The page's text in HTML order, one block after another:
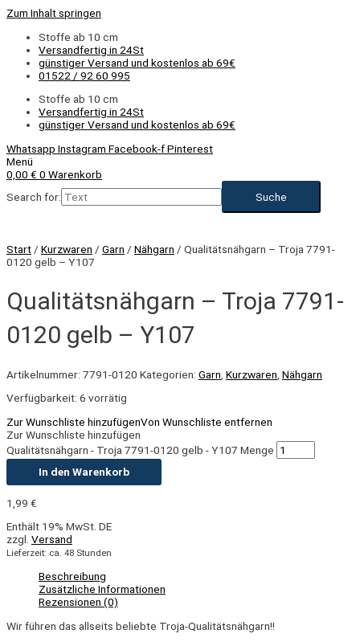
Zum Inhalt springen
Stoffe ab 10 cm
Versandfertig in 24St
günstiger Versand und kostenlos ab 69€
01522 / 92 60 995
Stoffe ab 10 cm
Versandfertig in 24St
günstiger Versand und kostenlos ab 69€
Whatsapp Instagram Facebook-fPinterest
Menü
0,00 € 0 Warenkorb
Search for:
Start / Kurzwaren / Garn / Nähgarn / Qualitätsnähgarn – Troja 7791-
0120 gelb – Y107
Qualitätsnähgarn – Troja 7791-
0120 gelb – Y107
Artikelnummer: 7791-0120 Kategorien: Garn Kurzwaren Nähgarn
Verfügbarkeit: 6 vorrätig
Zur Wunschliste hinzufügenVon Wunschliste entfernen
Zur Wunschliste hinzufügen
Qualitätsnähgarn - Troja 7791-0120 gelb - Y107 Menge
In den Warenkorb
1,99 €
Enthält 19% MwSt. DE
zzgl. Versand
Lieferzeit: ca. 48 Stunden
Beschreibung
Zusätzliche Informationen
Rezensionen (0)
Wir führen das allseits beliebte Troja-Qualitätsnähgarn!!